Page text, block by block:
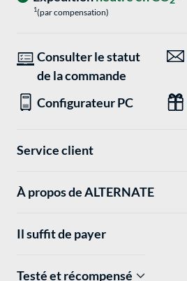
1(par compensation)
Consulter le statut
de la commande
Configurateur PC
Service client
À propos de ALTERNATE
Il suffit de payer
Testé et récompensé